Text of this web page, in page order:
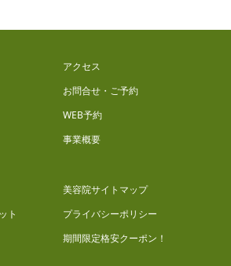
アクセス
お問合せ・ご予約
WEB予約
事業概要
ト
美容院サイトマップ
プライバシーポリシー
期間限定格安クーポン！